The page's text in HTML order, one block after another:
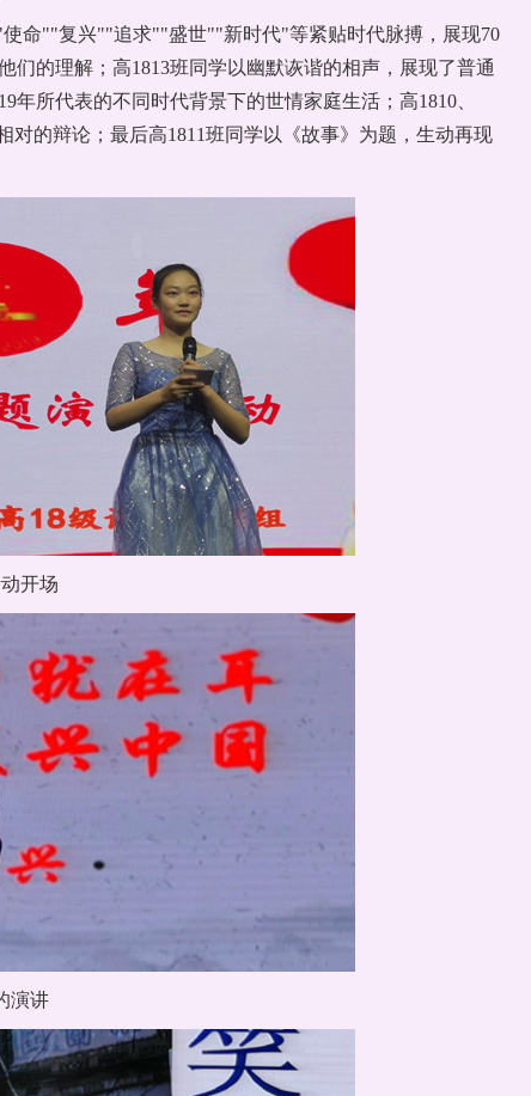
使命""复兴""追求""盛世""新时代"等紧贴时代脉搏，展现70
的理解；高1813班同学以幽默诙谐的相声，展现了普通
所代表的不同时代背景下的世情家庭生活；高1810、
的辩论；最后高1811班同学以《故事》为题，生动再现
开场
演讲